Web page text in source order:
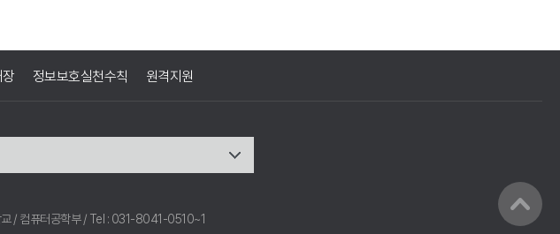
정보보호실천수칙 원격지원
/ 컴퓨터공학부 / Tel : 031-8041-0510~1